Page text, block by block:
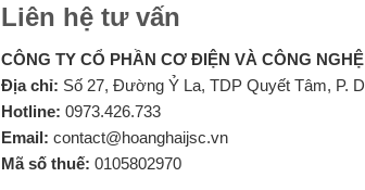
Liên hệ tư vấn
CÔNG TY CỔ PHẦN CƠ ĐIỆN VÀ CÔNG
Địa chỉ: Số 27, Đường Ỷ La, TDP Quyết Tâm, P.
Hotline: 0973.426.733
Email: contact@hoanghaijsc.vn
Mã số thuế: 0105802970